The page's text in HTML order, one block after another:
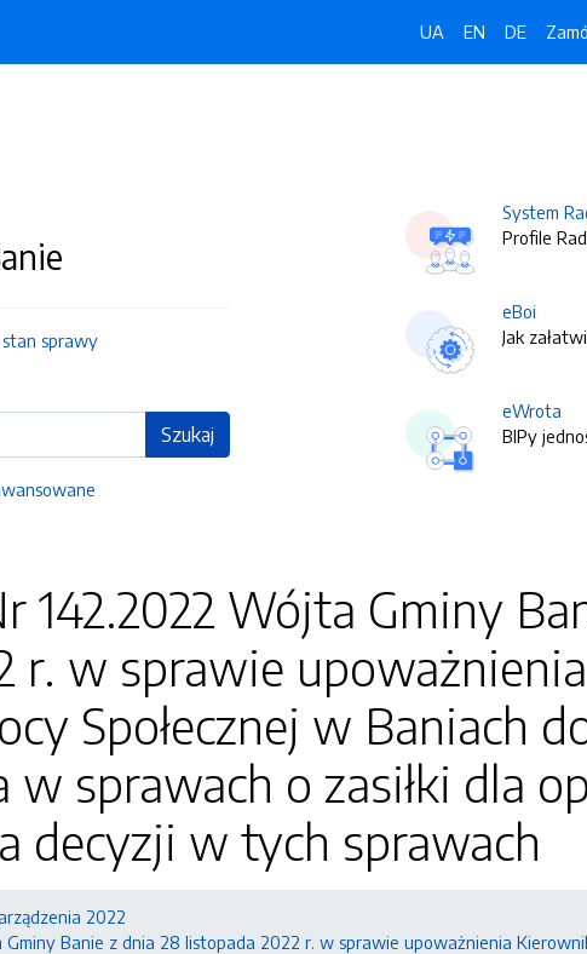
UA EN DE
stan sprawy
Szukaj
System
Profile
eBoi
Jak
eWrota
BIPy
142.2022 Wójta Gminy
r. w sprawie
Społecznej w Baniach
sprawach o zasiłki dla
decyzji w tych sprawach
2022
Banie z dnia 28 listopada 2022 r. w sprawie upoważnienia